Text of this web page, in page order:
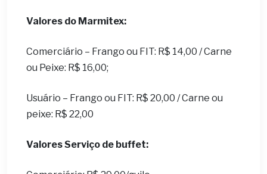
Valores do Marmitex:
Comerciário – Frango ou FIT: R$ 14,00 / Carne
ou Peixe: R$ 16,00;
Usuário – Frango ou FIT: R$ 20,00 / Carne ou
peixe: R$ 22,00
Valores Serviço de buffet: